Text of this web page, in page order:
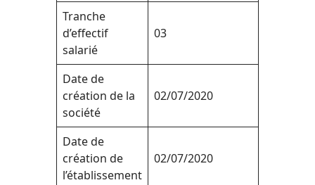
Tranche
d’effectif
salarié
03
Date de
création de la
société
02/07/2020
Date de
création de
l’établissement
02/07/2020